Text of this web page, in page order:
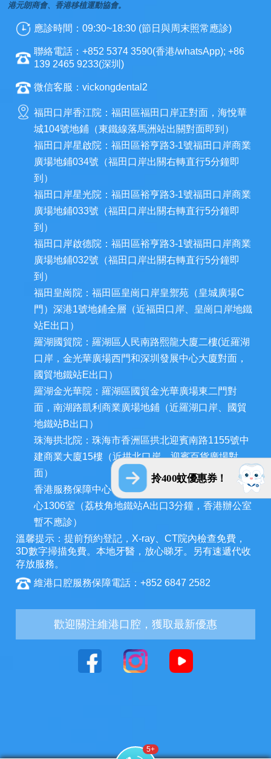
拎400蚊優惠券！
港元朗商會、香港移植運動協會。
應診時間：09:30~18:30 (節日與周末照常應診)
聯絡電話：+852 5374 3590(香港/whatsApp); +86
139 2465 9233(深圳)
微信客服：vickongdental2
福田口岸香江院：福田區福田口岸正對面，海悅華
城104號地鋪（東鐵線落馬洲站出關對面即到）
福田口岸星啟院：福田區裕亨路3-1號福田口岸商業
廣場地鋪034號（福田口岸出關右轉直行5分鐘即
到）
福田口岸星光院：福田區裕亨路3-1號福田口岸商業
廣場地鋪033號（福田口岸出關右轉直行5分鐘即
到）
福田口岸啟德院：福田區裕亨路3-1號福田口岸商業
廣場地鋪032號（福田口岸出關右轉直行5分鐘即
到）
福田皇崗院：福田區皇崗口岸皇禦苑（皇城廣場C
門）深港1號地鋪全層（近福田口岸、皇崗口岸地鐵
站E出口）
羅湖國貿院：羅湖區人民南路熙龍大廈二樓(近羅湖
口岸，金光華廣場西門和深圳發展中心大廈對面，
國貿地鐵站E出口）
羅湖金光華院：羅湖區國貿金光華廣場東二門對
面，南湖路凱利商業廣場地鋪（近羅湖口岸、國貿
地鐵站B出口）
珠海拱北院：珠海市香洲區拱北迎賓南路1155號中
建商業大廈15樓（近拱北口岸，迎賓百貨廣場對
面）
香港服務保障中心：九龍荔枝角長裕街11號定豐中
心1306室（荔枝角地鐵站A出口3分鐘，香港辦公室
暫不應診）
溫馨提示：提前預約登記，X-ray、CT院內檢查免費，
3D數字掃描免費。本地牙醫，放心睇牙。另有速遞代收
存放服務。
維港口腔服務保障電話：+852 6847 2582
歡迎關注維港口腔，獲取最新優惠
5+